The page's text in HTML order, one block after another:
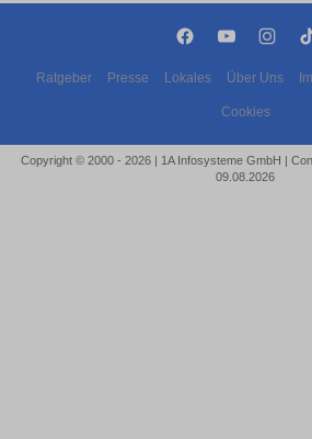
Ratgeber Presse Lokales Über Uns
Cookies
Copyright © 2000 - 2026 | 1A Infosysteme GmbH |
09.08.2026